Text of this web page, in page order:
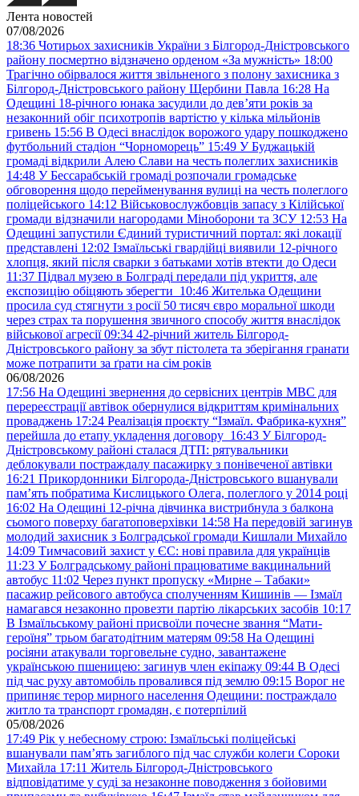
Лента новостей
07/08/2026
18:36 Чотирьох захисників України з Білгород-Дністровського
району посмертно відзначено орденом «За мужність» 18:00
Трагічно обірвалося життя звільненого з полону захисника з
Білгород-Дністровського району Щербини Павла 16:28 На
Одещині 18-річного юнака засудили до дев’яти років за
незаконний обіг психотропів вартістю у кілька мільйонів
гривень 15:56 В Одесі внаслідок ворожого удару пошкоджено
футбольний стадіон “Чорноморець” 15:49 У Буджацькій
громаді відкрили Алею Слави на честь полеглих захисників
14:48 У Бессарабській громаді розпочали громадське
обговорення щодо перейменування вулиці на честь полеглого
поліцейського 14:12 Військовослужбовців запасу з Кілійської
громади відзначили нагородами Міноборони та ЗСУ 12:53 На
Одещині запустили Єдиний туристичний портал: які локації
представлені 12:02 Ізмаїльські гвардійці виявили 12-річного
хлопця, який після сварки з батьками хотів втекти до Одеси
11:37 Підвал музею в Болграді передали під укриття, але
експозицію обіцяють зберегти 10:46 Жителька Одещини
просила суд стягнути з росії 50 тисяч євро моральної шкоди
через страх та порушення звичного способу життя внаслідок
військової агресії 09:34 42-річний житель Білгород-
Дністровського району за збут пістолета та зберігання гранати
може потрапити за ґрати на сім років
06/08/2026
17:56 На Одещині звернення до сервісних центрів МВС для
перереєстрації автівок обернулися відкриттям кримінальних
проваджень 17:24 Реалізація проєкту “Ізмаїл. Фабрика-кухня”
перейшла до етапу укладення договору 16:43 У Білгород-
Дністровському районі сталася ДТП: рятувальники
деблокували постраждалу пасажирку з понівеченої автівки
16:21 Прикордонники Білгорода-Дністровського вшанували
пам’ять побратима Кислицького Олега, полеглого у 2014 році
16:02 На Одещині 12-річна дівчинка вистрибнула з балкона
сьомого поверху багатоповерхівки 14:58 На передовій загинув
молодий захисник з Болградської громади Кишлали Михайло
14:09 Тимчасовий захист у ЄС: нові правила для українців
11:23 У Болградському районі працюватиме вакцинальний
автобус 11:02 Через пункт пропуску «Мирне – Табаки»
пасажир рейсового автобуса сполученням Кишинів — Ізмаїл
намагався незаконно провезти партію лікарських засобів 10:17
В Ізмаїльському районі присвоїли почесне звання “Мати-
героїня” трьом багатодітним матерям 09:58 На Одещині
росіяни атакували торговельне судно, завантажене
українською пшеницею: загинув член екіпажу 09:44 В Одесі
під час руху автомобіль провалився під землю 09:15 Ворог не
припиняє терор мирного населення Одещини: постраждало
житло та транспорт громадян, є потерпілий
05/08/2026
17:49 Рік у небесному строю: Ізмаїльські поліцейські
вшанували пам’ять загиблого під час служби колеги Сороки
Михайла 17:11 Житель Білгород-Дністровського
відповідатиме у суді за незаконне поводження з бойовими